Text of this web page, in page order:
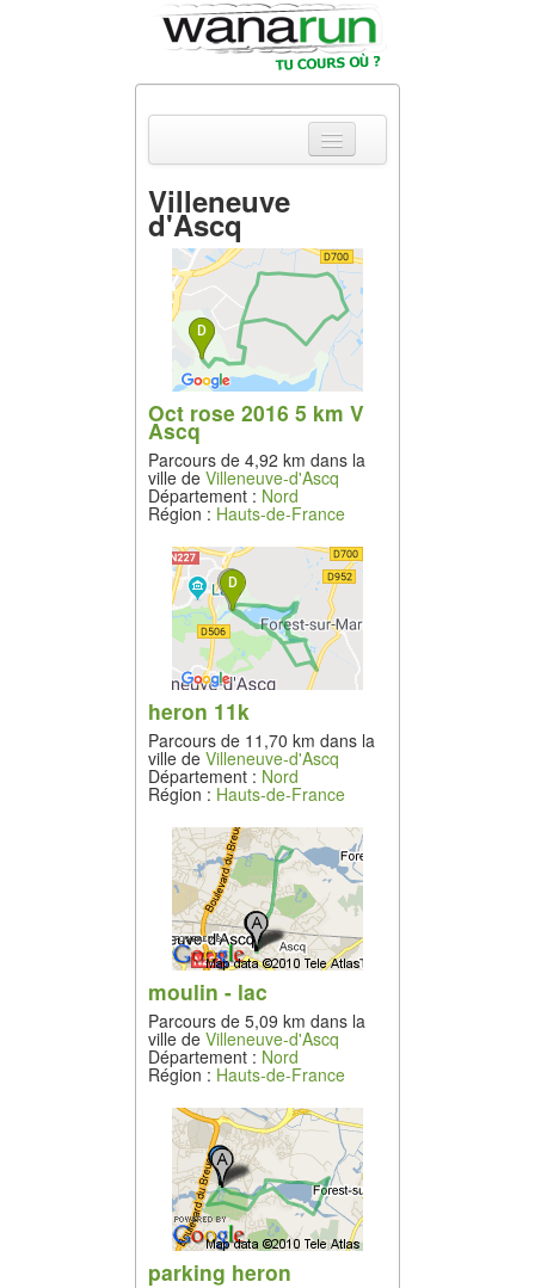
Actualités
Equipements &
Parcours &
Courses
Outils & Réseaux
Villeneuve
d'Ascq
Oct rose 2016 5 km V
Ascq
Parcours de 4,92 km dans la
ville de Villeneuve-d'Ascq
Département : Nord
Région : Hauts-de-France
heron 11k
Parcours de 11,70 km dans la
ville de Villeneuve-d'Ascq
Département : Nord
Région : Hauts-de-France
moulin - lac
Parcours de 5,09 km dans la
ville de Villeneuve-d'Ascq
Département : Nord
Région : Hauts-de-France
parking heron